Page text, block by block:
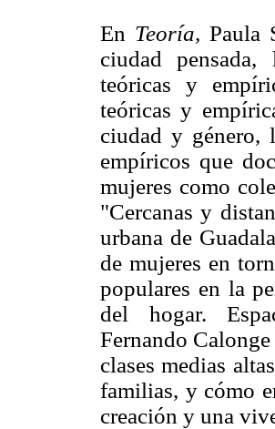
En Teoría, Paula
ciudad
teóricas y
teóricas y
ciudad y género,
empíricos que
mujeres como
"Cercanas y
urbana de
de mujeres en
populares en la
del hogar.
Fernando
clases medias
familias, y cómo
creación y una